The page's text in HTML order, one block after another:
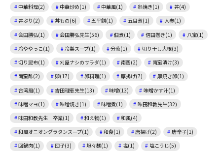
中華料理(2)
中華炒め(1) 中華風(1) 串焼き(1)
丼(4)
丼ぶり(2)
丼もの(6) 五平餅(1) 五目煮(1)
人参(1)
会田勝弘(1)
会田勝弘先生(56) 佃煮(1) 信田巻き(1)
八宝(1)
冷ややっこ(1)
冷製スープ(1) 分葱(1)
切り干し大根(3)
切り昆布(1)
刈屋ナシのサラダ(1) 南蛮(2)
南蛮漬け(3)
南蛮酢(2)
卵(17) 卵料理(1) 厚揚げ(7)
厚焼き卵(1)
台湾風(1)
吉田理恵先生(13) 味噌(13)
味噌かす汁(1)
味噌マヨ(1)
味噌焼き(1) 味噌煮(1)
味田和教先生(32)
味田和教先生 卒業(1)
和え物(1)
和風(4)
和風オニオングラタンスープ(1)
和食(1) 唐揚げ(2)
唐辛子(1)
回鍋肉(1)
団子(3) 坦々麺(1) 塩(1)
塩こうじ(5)